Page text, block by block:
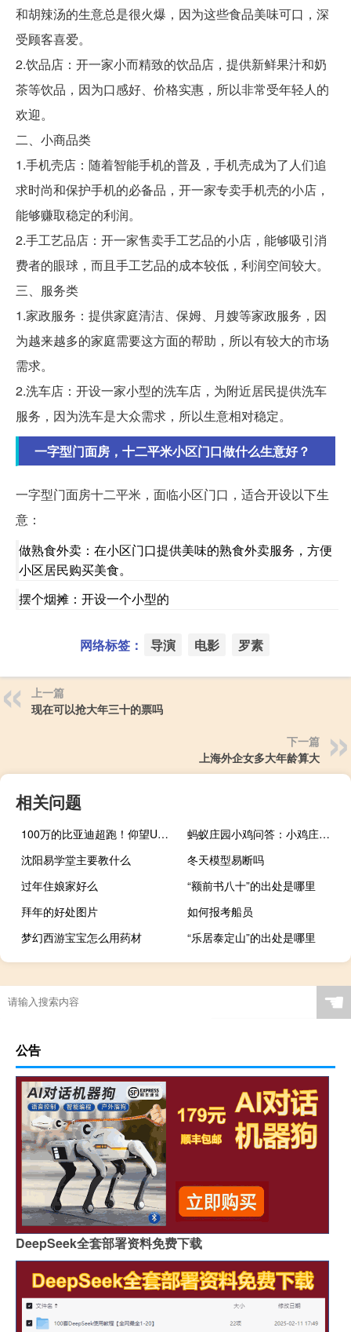
和胡辣汤的生意总是很火爆，因为这些食品美味可口，深
受顾客喜爱。
2.饮品店：开一家小而精致的饮品店，提供新鲜果汁和奶
茶等饮品，因为口感好、价格实惠，所以非常受年轻人的
欢迎。
二、小商品类
1.手机壳店：随着智能手机的普及，手机壳成为了人们追
求时尚和保护手机的必备品，开一家专卖手机壳的小店，
能够赚取稳定的利润。
2.手工艺品店：开一家售卖手工艺品的小店，能够吸引消
费者的眼球，而且手工艺品的成本较低，利润空间较大。
三、服务类
1.家政服务：提供家庭清洁、保姆、月嫂等家政服务，因
为越来越多的家庭需要这方面的帮助，所以有较大的市场
需求。
2.洗车店：开设一家小型的洗车店，为附近居民提供洗车
服务，因为洗车是大众需求，所以生意相对稳定。
一字型门面房，十二平米小区门口做什么生意好？
一字型门面房十二平米，面临小区门口，适合开设以下生
意：
做熟食外卖：在小区门口提供美味的熟食外卖服务，方便
小区居民购买美食。
摆个烟摊：开设一个小型的
网络标签： 导演 电影 罗素
上一篇
现在可以抢大年三十的票吗
下一篇
上海外企女多大年龄算大
相关问题
100万的比亚迪超跑！仰望U9现身赛道测试：轮圈“冒火光”
蚂蚁庄园小鸡问答：小鸡庄园今天答案7.19
沈阳易学堂主要教什么
冬天模型易断吗
过年住娘家好么
“额前书八十”的出处是哪里
拜年的好处图片
如何报考船员
梦幻西游宝宝怎么用药材
“乐居泰定山”的出处是哪里
☚
公告
DeepSeek全套部署资料免费下载